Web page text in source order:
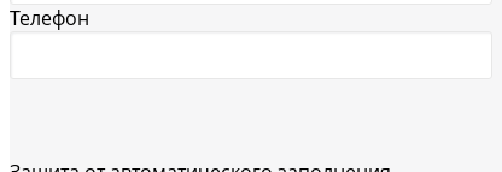
Телефон